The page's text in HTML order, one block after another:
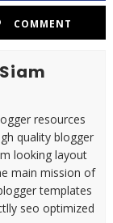
COMMENT
resources
quality blogger
looking layout
main mission of
templates
seo optimized